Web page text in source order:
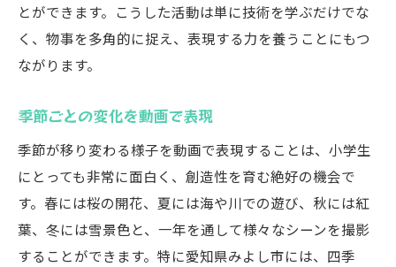
とができます。こうした活動は単に技術を学ぶだけでな
く、物事を多角的に捉え、表現する力を養うことにもつ
ながります。
季節ごとの変化を動画で表現
季節が移り変わる様子を動画で表現することは、小学生
にとっても非常に面白く、創造性を育む絶好の機会で
す。春には桜の開花、夏には海や川での遊び、秋には紅
葉、冬には雪景色と、一年を通して様々なシーンを撮影
することができます。特に愛知県みよし市には、四季